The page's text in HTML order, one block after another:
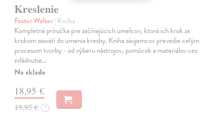
Kreslenie
Foster Walter| Kniha
Kompletná príručka pre začínajúcich umelcov, ktorá ich krok za
krokom zasvätí do umenia kresby. Kniha záujemcov prevedie celým
procesom tvorby - od výberu nástrojov, pomôcok a materiálov cez
zvládnutie…
Na sklade
18,95 €
19,95 € ?